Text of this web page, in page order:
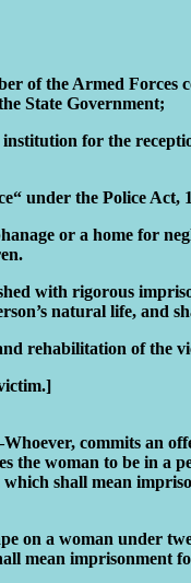
of the Armed
State Government;
for the
under the Police Act,
or a home for
with rigorous
natural life, and
rehabilitation of the
commits an
the woman to be in
shall mean
on a woman under
mean